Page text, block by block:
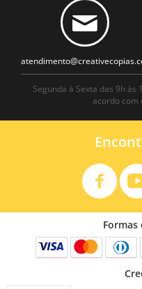
Segunda à Sexta das 9h às
acordo com
Formas